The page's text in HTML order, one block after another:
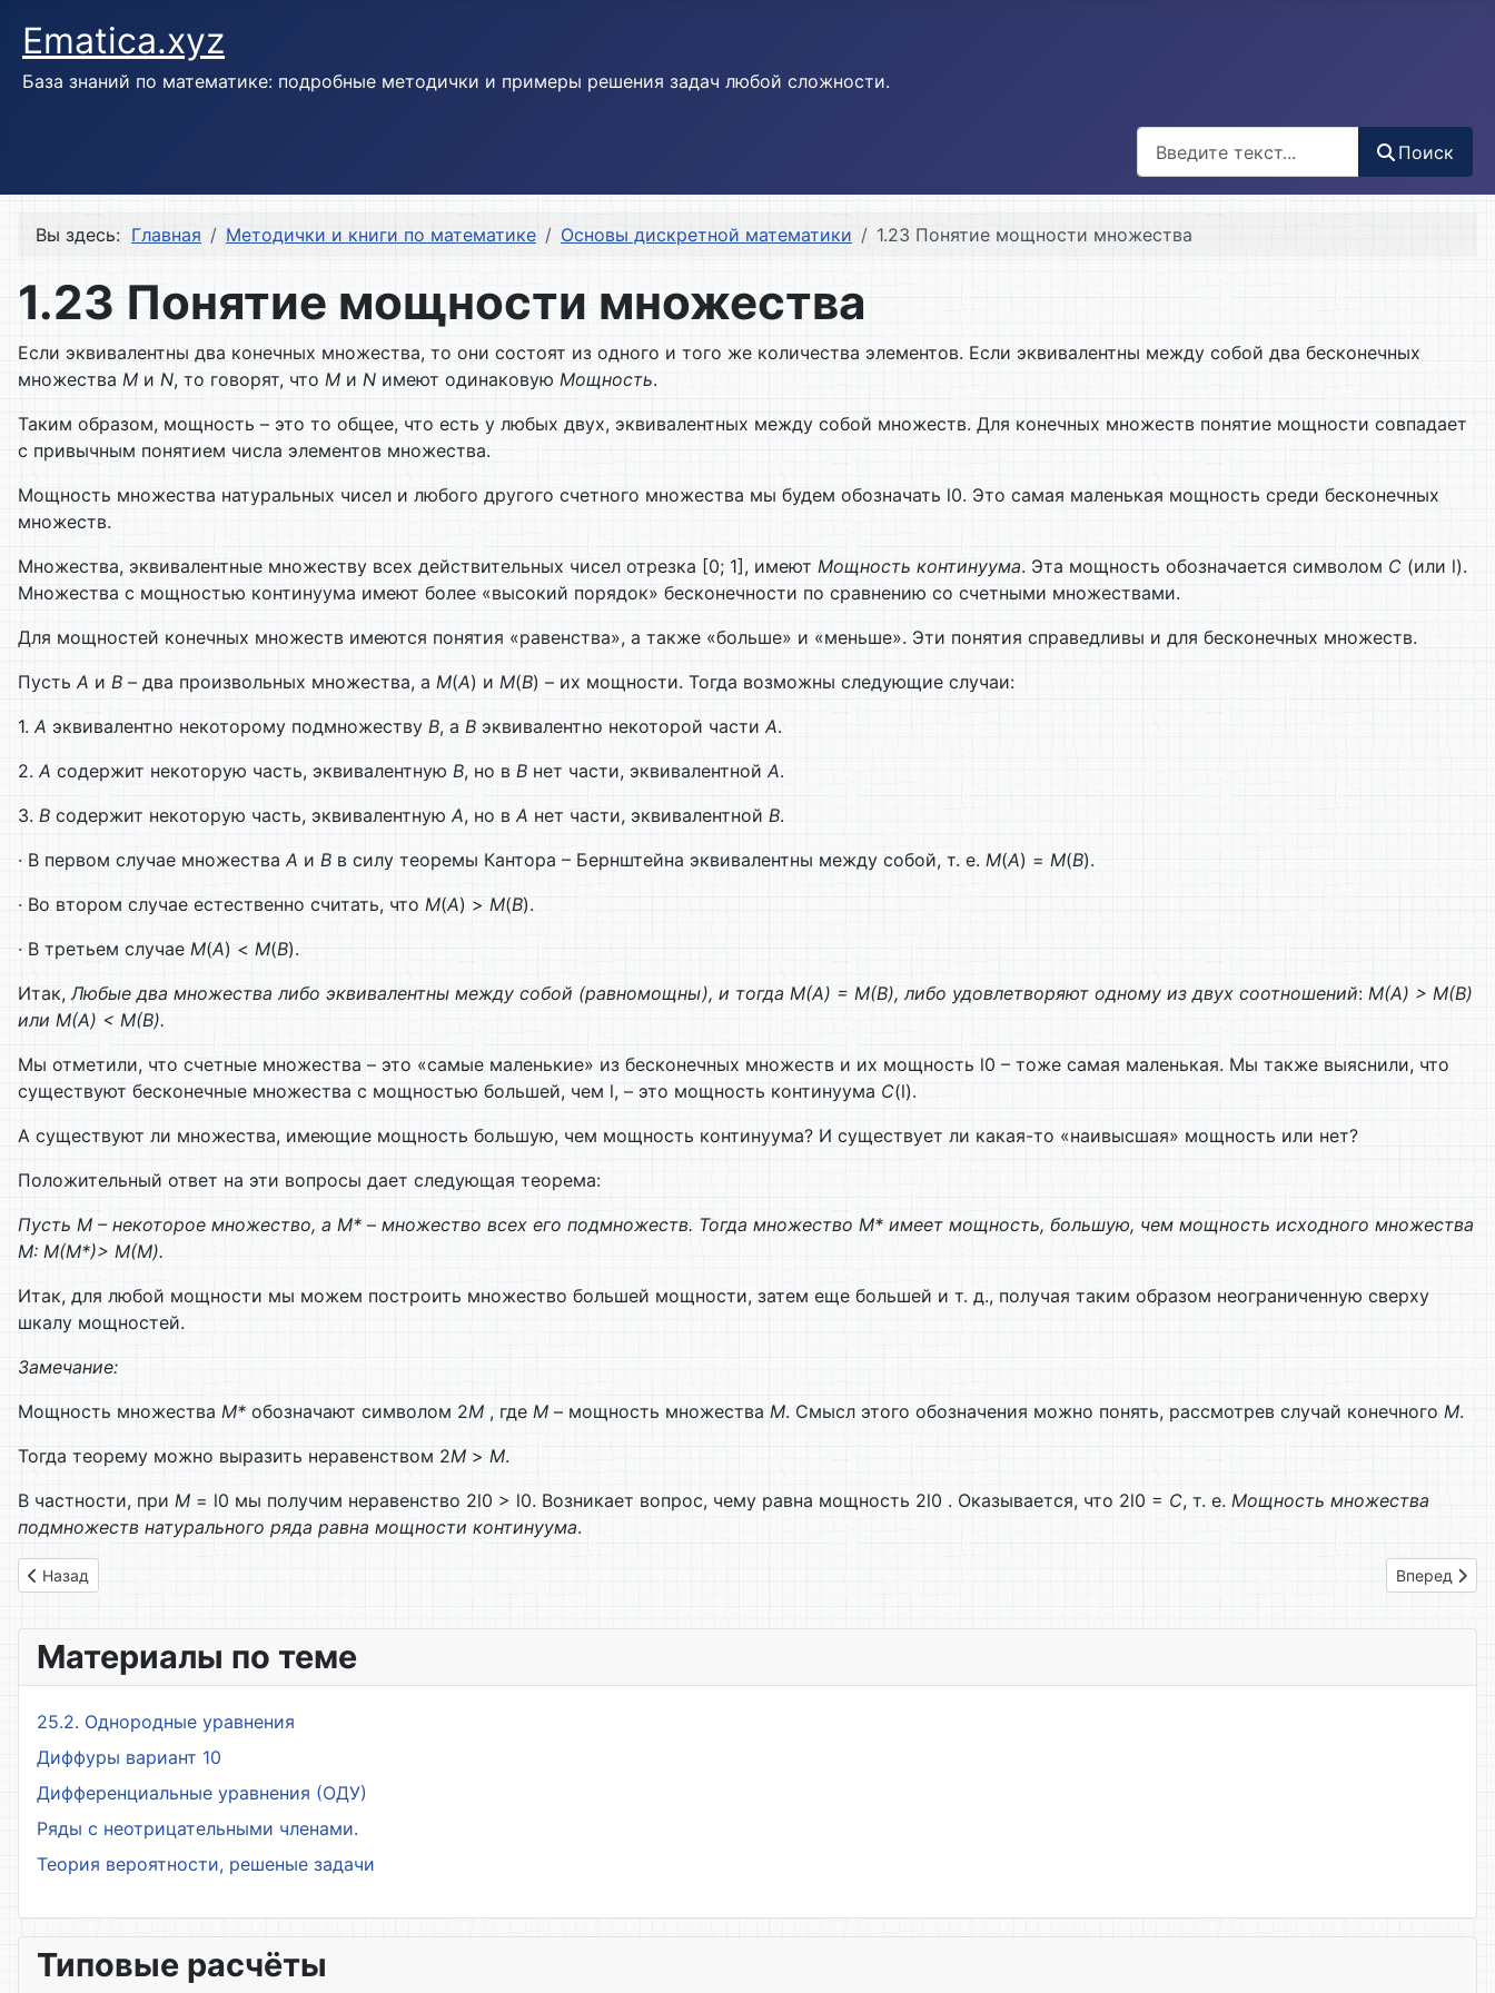
Ematica.xyz
База знаний по математике: подробные методички и примеры решения задач любой сложности.
Поиск
Вы здесь: Главная Методички и книги по математике Основы дискретной математики 1.23 Понятие мощности множества
1.23 Понятие мощности множества
Если эквивалентны два конечных множества, то они состоят из одного и того же количества элементов. Если эквивалентны между собой два бесконечных
множества M и N, то говорят, что M и N имеют одинаковую Мощность.
Таким образом, мощность – это то общее, что есть у любых двух, эквивалентных между собой множеств. Для конечных множеств понятие мощности совпадает
с привычным понятием числа элементов множества.
Мощность множества натуральных чисел и любого другого счетного множества мы будем обозначать l0. Это самая маленькая мощность среди бесконечных
множеств.
Множества, эквивалентные множеству всех действительных чи­сел отрезка [0; 1], имеют Мощность континуума. Эта мощность обоз­начается символом С (или l).
Множества с мощностью континуума имеют более «высокий порядок» бесконечности по сравнению со счетными множествами.
Для мощностей конечных множеств имеются понятия «равен­ства», а также «больше» и «меньше». Эти понятия справедливы и для бесконечных множеств.
ПустьА и В – два произвольных множества, а M(А) и M(В) – их мощности. Тогда возможны следующие случаи:
1.А эквивалентно некоторому подмножеству В, а В эквивалентно некоторой частиА.
2.А содержит некоторую часть, эквивалентную В, но в В нет части, эквивалентнойА.
3. В содержит некоторую часть, эквивалентнуюА, но вА нет части, эквивалентной В.
· В первом случае множестваА и В в силу теоремы Кантора – Бернштейна эквивалентны между собой, т. е. M(А) = M(В).
· Во втором случае естественно считать, что M(А) > M(В).
· В третьем случае M(А) < M(В).
Итак,Любые два множества либо эквивалентны между собой (равномощны), и тогда M(А) = M(В), либо удовлетворяют одному из двух соотношений: M(А) > M(В)
или M(А) < M(В).
Мы отметили, что счетные множества – это «самые маленькие» из бесконечных множеств и их мощность l0 – тоже самая маленькая. Мы также выяснили, что
существуют бесконечные множества с мощностью большей, чем l, – это мощность континуума С(l).
А существуют ли множества, имеющие мощность большую, чем мощность континуума? И существует ли какая-то «наивысшая» мощность или нет?
Положительный ответ на эти вопросы дает следующая теорема:
Пусть М – некоторое множество, а М* – множество всех его подмножеств. Тогда множество М* имеет мощность, большую, чем мощность исходного множества
М: M(М*)> M(М).
Итак, для любой мощности мы можем построить множество большей мощности, затем еще большей и т. д., получая таким образом неограниченную сверху
шкалу мощностей.
Замечание:
Мощность множества М* обозначают символом 2M , где M – мощность множества М. Смысл этого обозначения можно понять, рас­смотрев случай конечного М.
Тогда теорему можно выразить неравенством 2M > M.
В частности, при M = l0 мы получим неравенство 2l0 > l0. Возникает вопрос, чему равна мощность 2l0 . Оказывается, что 2l0 = С, т. е. Мощность множества
подмножеств натурального ряда равна мощности континуума.
Предыдущий: 1.22 Теорема Кантора – Бернштейна
Назад Следующий:
Вперед
Материалы по теме
25.2. Однородные уравнения
Диффуры вариант 10
Дифференциальные уравнения (ОДУ)
Ряды с неотрицательными членами.
Теория вероятности, решеные задачи
Типовые расчёты